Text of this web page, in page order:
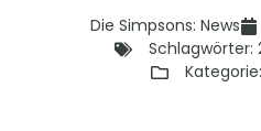
Die Simpsons: News
Schlagwörter:
Kategorie: